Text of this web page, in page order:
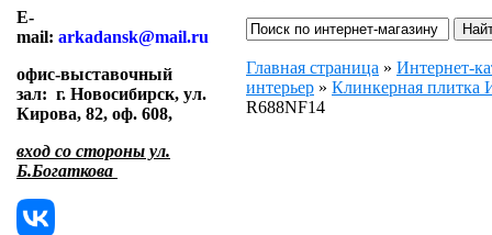
E-
mail: arkadansk@mail.ru
офис-выставочный
зал: г. Новосибирск, ул.
Кирова, 82, оф. 608,
вход со стороны ул.
Б.Богаткова
Главная страница » Интернет-
интерьер » Клинкерная
R688NF14